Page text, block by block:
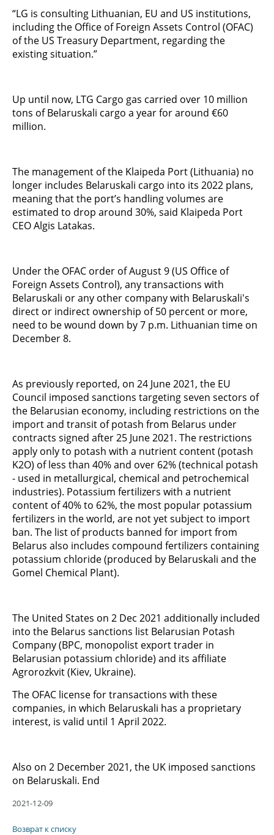
“LG is consulting Lithuanian, EU and US institutions,
including the Office of Foreign Assets Control (OFAC)
of the US Treasury Department, regarding the
existing situation.”
Up until now, LTG Cargo gas carried over 10 million
tons of Belaruskali cargo a year for around €60
million.
The management of the Klaipeda Port (Lithuania) no
longer includes Belaruskali cargo into its 2022 plans,
meaning that the port’s handling volumes are
estimated to drop around 30%, said Klaipeda Port
CEO Algis Latakas.
Under the OFAC order of August 9 (US Office of
Foreign Assets Control), any transactions with
Belaruskali or any other company with Belaruskali's
direct or indirect ownership of 50 percent or more,
need to be wound down by 7 p.m. Lithuanian time on
December 8.
As previously reported, on 24 June 2021, the EU
Council imposed sanctions targeting seven sectors of
the Belarusian economy, including restrictions on the
import and transit of potash from Belarus under
contracts signed after 25 June 2021. The restrictions
apply only to potash with a nutrient content (potash
K2O) of less than 40% and over 62% (technical potash
- used in metallurgical, chemical and petrochemical
industries). Potassium fertilizers with a nutrient
content of 40% to 62%, the most popular potassium
fertilizers in the world, are not yet subject to import
ban. The list of products banned for import from
Belarus also includes compound fertilizers containing
potassium chloride (produced by Belaruskali and the
Gomel Chemical Plant).
The United States on 2 Dec 2021 additionally included
into the Belarus sanctions list Belarusian Potash
Company (BPC, monopolist export trader in
Belarusian potassium chloride) and its affiliate
Agrorozkvit (Kiev, Ukraine).
The OFAC license for transactions with these
companies, in which Belaruskali has a proprietary
interest, is valid until 1 April 2022.
Also on 2 December 2021, the UK imposed sanctions
on Belaruskali. End
2021-12-09
Возврат к списку